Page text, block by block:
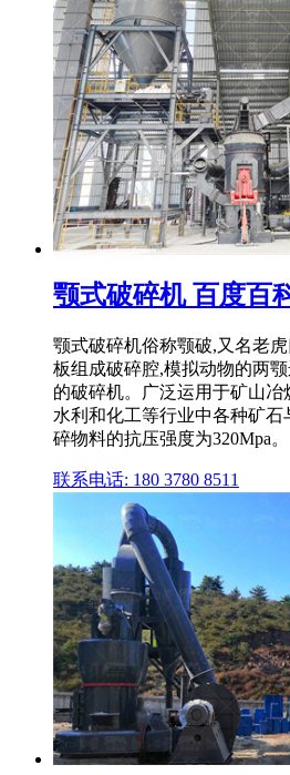
颚式破碎机 百度百
颚式破碎机俗称颚破,又名老
板组成破碎腔,模拟动物的两
的破碎机。广泛运用于矿山冶
水利和化工等行业中各种矿
碎物料的抗压强度为320Mpa。
联系电话: 180 3780 8511